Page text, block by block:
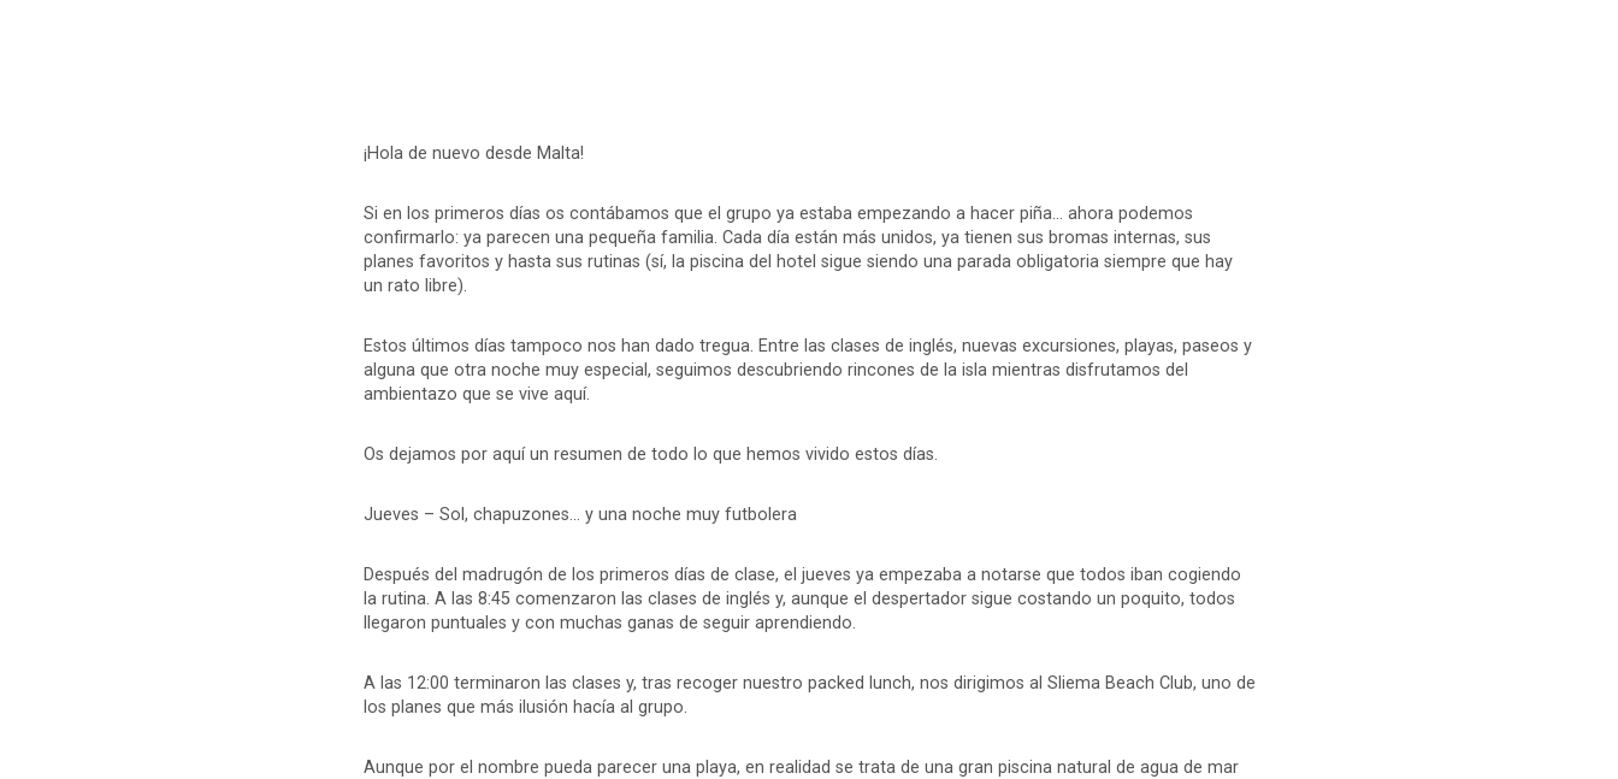
¡Hola de nuevo desde Malta!
Si en los primeros días os contábamos que el grupo ya estaba empezando a hacer piña... ahora podemos
confirmarlo: ya parecen una pequeña familia. Cada día están más unidos, ya tienen sus bromas internas, sus
planes favoritos y hasta sus rutinas (sí, la piscina del hotel sigue siendo una parada obligatoria siempre que hay
un rato libre).
Estos últimos días tampoco nos han dado tregua. Entre las clases de inglés, nuevas excursiones, playas, paseos y
alguna que otra noche muy especial, seguimos descubriendo rincones de la isla mientras disfrutamos del
ambientazo que se vive aquí.
Os dejamos por aquí un resumen de todo lo que hemos vivido estos días.
Jueves – Sol, chapuzones... y una noche muy futbolera
Después del madrugón de los primeros días de clase, el jueves ya empezaba a notarse que todos iban cogiendo
la rutina. A las 8:45 comenzaron las clases de inglés y, aunque el despertador sigue costando un poquito, todos
llegaron puntuales y con muchas ganas de seguir aprendiendo.
A las 12:00 terminaron las clases y, tras recoger nuestro packed lunch, nos dirigimos al Sliema Beach Club, uno de
los planes que más ilusión hacía al grupo.
Aunque por el nombre pueda parecer una playa, en realidad se trata de una gran piscina natural de agua de mar